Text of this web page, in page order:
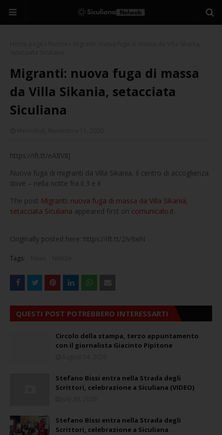
Migranti: nuova fuga di massa
da Villa Sikania, setacciata
Siculiana
https://ift.tt/eA8V8J
Nuova fuga di migranti da Villa Sikania, il centro di accoglienza
dove – nella notte fra il 3 e il
The post Migranti: nuova fuga di massa da Villa Sikania,
setacciata Siculiana appeared first on comunicalo.it.
Originally posted here: https://ift.tt/2Iv9xiN
Tags:
QUESTI POST POTREBBERO INTERESSARTI
Circolo della stampa, terzo appuntamento
con il giornalista Giacinto Pipitone
Stefano Bissi entra nella Strada degli
Scrittori, celebrazione a Siculiana (VIDEO)
Stefano Bissi entra nella Strada degli
Scrittori, celebrazione a Siculiana